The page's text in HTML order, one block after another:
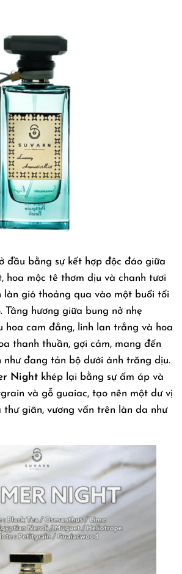
đầu bằng sự kết hợp độc đáo giữa
hoa mộc tê thơm dịu và chanh tươi
làn gió thoảng qua vào một buổi tối
Tầng hương giữa bung nở nhẹ
hoa cam đắng, linh lan trắng và hoa
thanh thuần, gợi cảm, mang đến
như đang tản bộ dưới ánh trăng dịu.
Night khép lại bằng sự ấm áp và
và gỗ guaiac, tạo nên một dư vị
thư giãn, vương vấn trên làn da như